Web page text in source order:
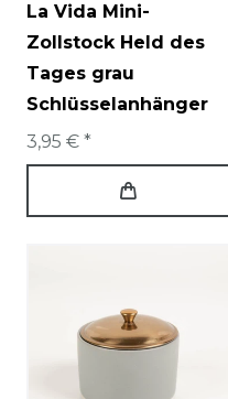
La Vida Mini-
Zollstock Held des
Tages grau
Schlüsselanhänger
3,95 € *